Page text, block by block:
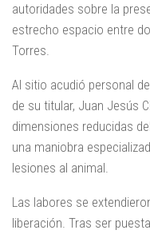
autoridades sobre la
estrecho espacio entre
Torres.
Al sitio acudió personal
de su titular, Juan Jesús
dimensiones reducidas
una maniobra
lesiones al animal.
Las labores se
liberación. Tras ser